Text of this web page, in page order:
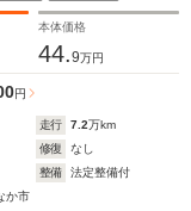
本体価格
44.9万円
円
走行 7.2万km
修復
なし
整備
法定整備付
か市